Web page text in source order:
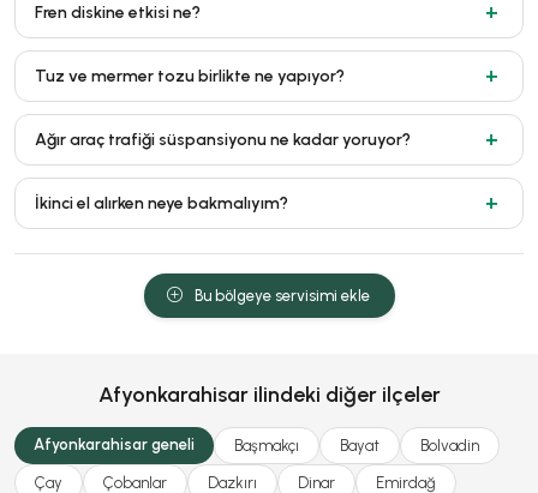
Fren diskine etkisi ne?
Tuz ve mermer tozu birlikte ne yapıyor?
Ağır araç trafiği süspansiyonu ne kadar yoruyor?
İkinci el alırken neye bakmalıyım?
Bu bölgeye servisimi ekle
Afyonkarahisar ilindeki diğer ilçeler
Afyonkarahisar geneli Başmakçı Bayat Bolvadin
Çay Çobanlar Dazkırı Dinar Emirdağ